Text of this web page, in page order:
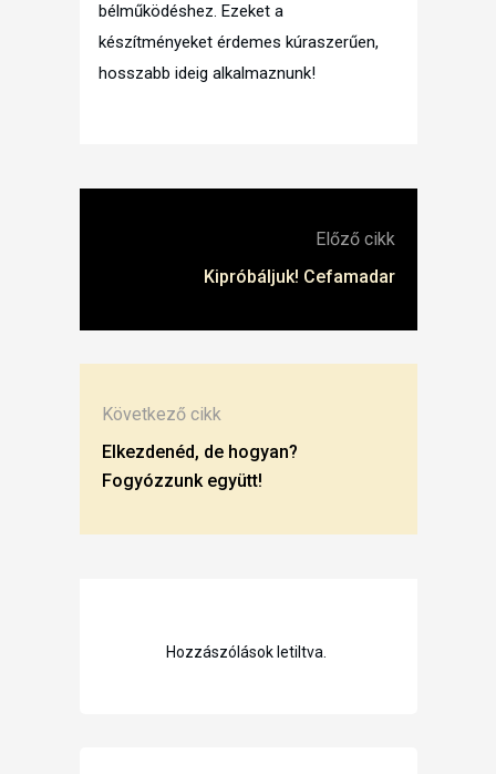
bélműködéshez. Ezeket a
készítményeket érdemes kúraszerűen,
hosszabb ideig alkalmaznunk!
Előző cikk
Kipróbáljuk! Cefamadar
Következő cikk
Elkezdenéd, de hogyan?
Fogyózzunk együtt!
Hozzászólások letiltva.